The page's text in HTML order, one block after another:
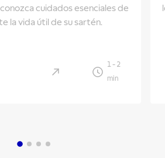
cuidados esenciales de
la vida útil de su sartén.
1- 2
min